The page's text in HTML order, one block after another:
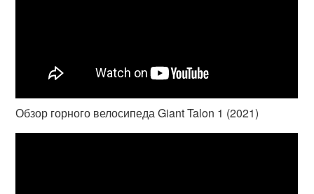
Обзор горного велосипеда Giant Talon 1 (2021)